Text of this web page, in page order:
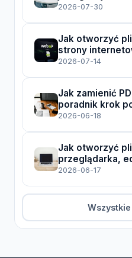
2026-07-30
Jak otworzyć
strony
2026-07-14
Jak zamienić
poradnik krok
2026-06-18
Jak otworzyć
przeglądarka,
2026-06-17